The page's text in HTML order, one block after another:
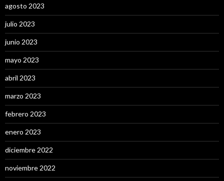
agosto 2023
julio 2023
junio 2023
mayo 2023
abril 2023
marzo 2023
febrero 2023
enero 2023
diciembre 2022
noviembre 2022